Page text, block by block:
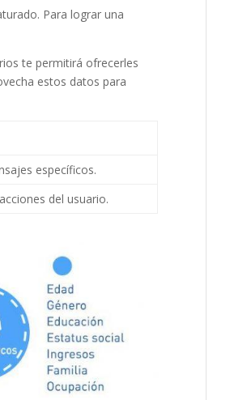
Para lograr​ una
te permitirá ofrecerles
estos datos para
específicos.
del usuario.